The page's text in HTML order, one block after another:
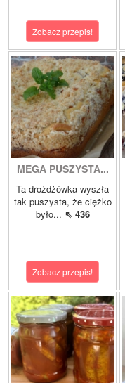
Zobacz przepis!
MEGA PUSZYSTA...
Ta drożdżówka wyszła
tak puszysta, że ciężko
było... ⇖ 436
Zobacz przepis!